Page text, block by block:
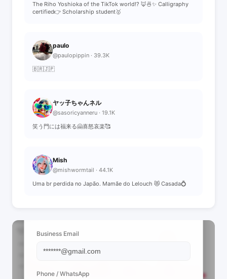
The Riho Yoshioka of the TikTok world!? 🦊🍜✨ Calligraphy
certified👉 Scholarship student🥇
paulo
@paulopippin · 39.3K
🇧🇷🇯🇵
ヤッ子ちゃんネル
@sasoricyanneru · 19.1K
笑う門には福来る🤗喜怒哀楽🥰
Mish
@mishwormtail · 44.1K
Uma br perdida no Japão. Mamãe do Lelouch 😻 Casada💍
Business Email
Phone / WhatsApp